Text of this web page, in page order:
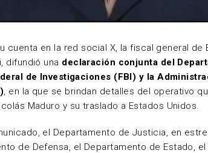
cuenta en la red social X, la fiscal general de
difundió una declaración conjunta del
de Investigaciones (FBI) y la
, en la que se brindan detalles del operativo
Maduro y su traslado a Estados Unidos.
el Departamento de Justicia, en
de Defensa, el Departamento de Estado, el